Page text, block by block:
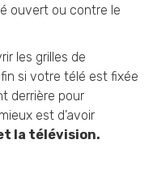
ouvert ou contre le
les grilles de
si votre télé est fixée
derrière pour
est d’avoir
la télévision.